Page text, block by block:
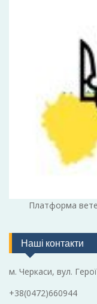
Платформа
Наші контакти
м. Черкаси, вул.
+38(0472)660944